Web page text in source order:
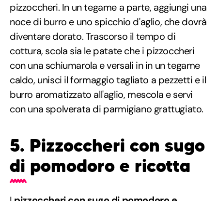
pizzoccheri. In un tegame a parte, aggiungi una
noce di burro e uno spicchio d'aglio, che dovrà
diventare dorato. Trascorso il tempo di
cottura, scola sia le patate che i pizzoccheri
con una schiumarola e versali in in un tegame
caldo, unisci il formaggio tagliato a pezzetti e il
burro aromatizzato all'aglio, mescola e servi
con una spolverata di parmigiano grattugiato.
5. Pizzoccheri con sugo
di pomodoro e ricotta